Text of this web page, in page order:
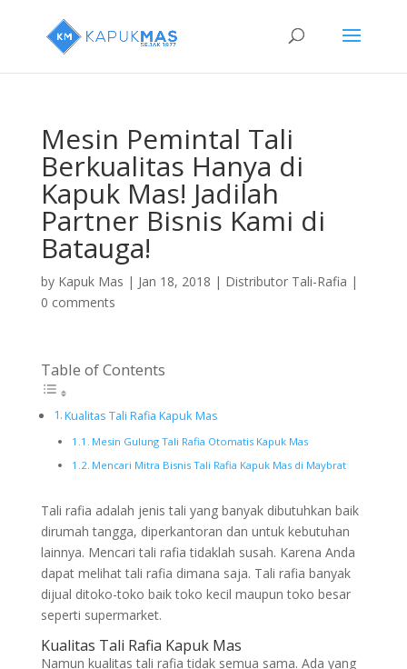
Mesin Pemintal Tali
Berkualitas Hanya di
Kapuk Mas! Jadilah
Partner Bisnis Kami di
Batauga!
by Kapuk Mas | Jan 18, 2018 | Distributor Tali-Rafia |
0 comments
Table of Contents
Kualitas Tali Rafia Kapuk Mas
Mesin Gulung Tali Rafia Otomatis Kapuk Mas
Mencari Mitra Bisnis Tali Rafia Kapuk Mas di Maybrat
Tali rafia adalah jenis tali yang banyak dibutuhkan baik
dirumah tangga, diperkantoran dan untuk kebutuhan
lainnya. Mencari tali rafia tidaklah susah. Karena Anda
dapat melihat tali rafia dimana saja. Tali rafia banyak
dijual ditoko-toko baik toko kecil maupun toko besar
seperti supermarket.
Kualitas Tali Rafia Kapuk Mas
Namun kualitas tali rafia tidak semua sama. Ada yang